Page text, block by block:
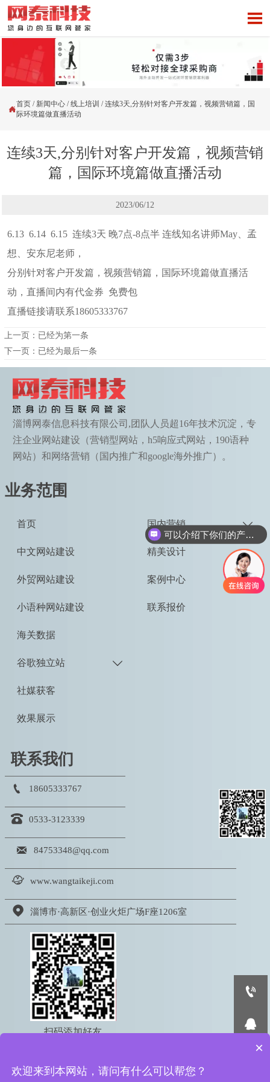


首页 / 新闻中心 /线上培训 /连续3天,分别针对客户开发篇，视频营销篇，国
际环境篇做直播活动
连续3天,分别针对客户开发篇，视频营销
篇，国际环境篇做直播活动
2023/06/12
6.13 6.14 6.15 连续3天 晚7点-8点半 连线知名讲师May、孟
想、安东尼老师，
分别针对客户开发篇，视频营销篇，国际环境篇做直播活
动，直播间内有代金券 免费包
直播链接请联系18605333767
上一页：已经为第一条
下一页：已经为最后一条
淄博网泰信息科技有限公司,团队人员超16年技术沉淀，专
注企业网站建设（营销型网站，h5响应式网站，190语种
网站）和网络营销（国内推广和google海外推广）。
业务范围
首页
中文网站建设
外贸网站建设
小语种网站建设
海关数据
谷歌独立站 
社媒获客
效果展示
国内营销 
精美设计
案例中心
联系报价
联系我们
 18605333767
 0533-3123339
 84753348@qq.com
 www.wangtaikeji.com
 淄博市·高新区·创业火炬广场F座1206室
扫码添加好友


可以介绍下你们的产品么
×
欢迎来到本网站，请问有什么可以帮您？